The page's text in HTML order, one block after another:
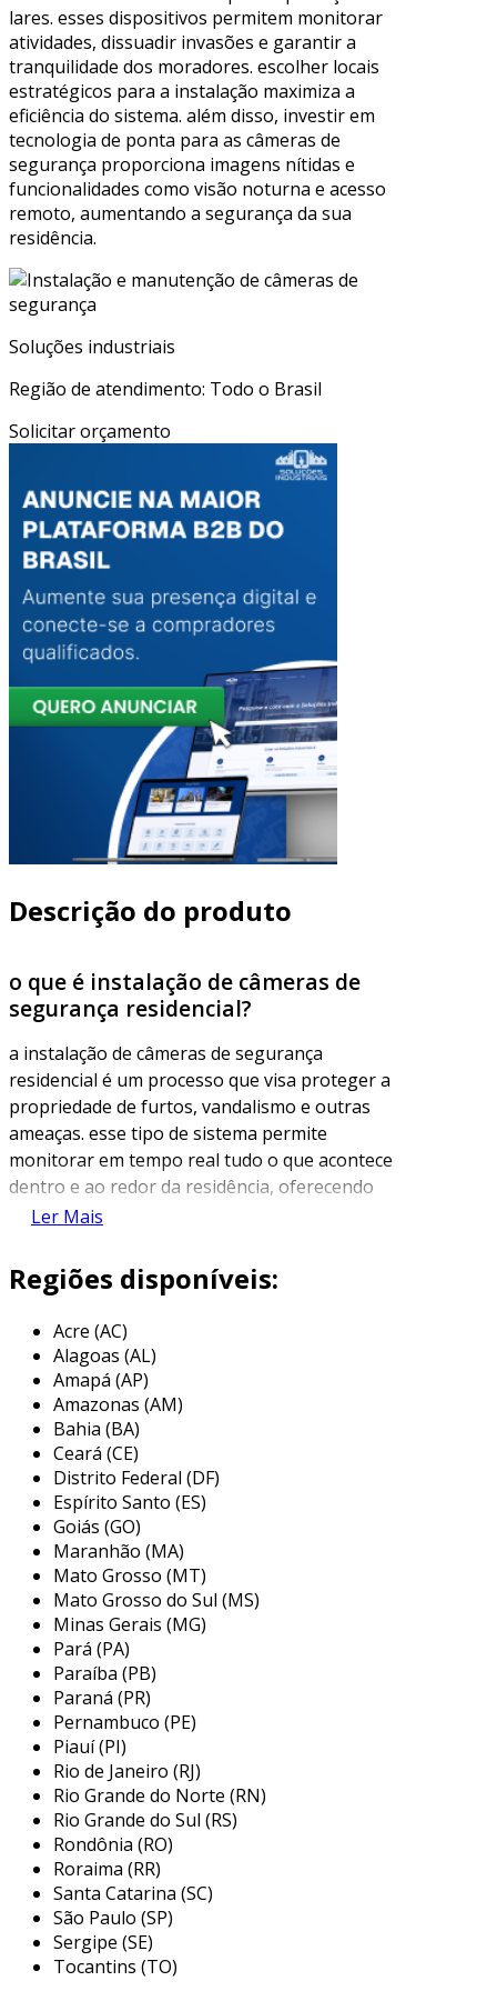
lares. esses dispositivos permitem monitorar
atividades, dissuadir invasões e garantir a
tranquilidade dos moradores. escolher locais
estratégicos para a instalação maximiza a
eficiência do sistema. além disso, investir em
tecnologia de ponta para as câmeras de
segurança proporciona imagens nítidas e
funcionalidades como visão noturna e acesso
remoto, aumentando a segurança da sua
residência.
Soluções industriais
Região de atendimento: Todo o Brasil
Solicitar orçamento
Descrição do produto
o que é instalação de câmeras de
segurança residencial?
a instalação de câmeras de segurança
residencial é um processo que visa proteger a
propriedade de furtos, vandalismo e outras
ameaças. esse tipo de sistema permite
monitorar em tempo real tudo o que acontece
dentro e ao redor da residência, oferecendo
tranquilidade aos moradores. as câmeras
gravação e a um aplicativo de smartphone,
permitindo o acesso às imagens a qualquer
momento.
além da segurança, as câmeras também atuam
como um elemento dissuasório, já que muitos
criminosos desistem de agir ao perceber que
estão sendo filmados. a tecnologia atual
oferece diversas opções de câmeras, com
recursos como visão noturna, análise de
movimento e conectividade com a internet, o
que torna a instalação ainda mais eficaz e
atraente.
principais tipos de câmeras de
segurança para residência
ao considerar a instalação de câmeras de
segurança, é fundamental escolher o tipo certo
de câmera que atenda às necessidades
específicas da sua casa. abaixo estão alguns
dos principais tipos utilizados em residências:
câmeras analógicas:
tradicionais, transmitindo imagens em
tempo real por meio de cabos coaxiais.
embora sejam econômicas, a qualidade da
imagem é inferior às câmeras digitais.
Ler Mais
Regiões disponíveis:
Acre (AC)
Alagoas (AL)
Amapá (AP)
Amazonas (AM)
Bahia (BA)
Ceará (CE)
Distrito Federal (DF)
Espírito Santo (ES)
Goiás (GO)
Maranhão (MA)
Mato Grosso (MT)
Mato Grosso do Sul (MS)
Minas Gerais (MG)
Pará (PA)
Paraíba (PB)
Paraná (PR)
Pernambuco (PE)
Piauí (PI)
Rio de Janeiro (RJ)
Rio Grande do Norte (RN)
Rio Grande do Sul (RS)
Rondônia (RO)
Roraima (RR)
Santa Catarina (SC)
São Paulo (SP)
Sergipe (SE)
Tocantins (TO)